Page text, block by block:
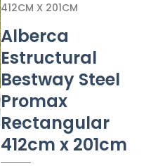
412CM X 201CM
Alberca
Estructural
Bestway Steel
Promax
Rectangular
412cm x 201cm